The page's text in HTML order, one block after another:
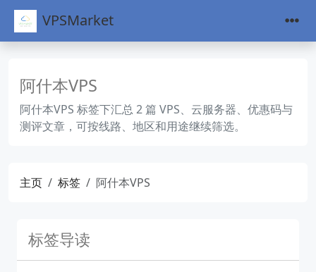
VPSMarket
阿什本VPS
阿什本VPS 标签下汇总 2 篇 VPS、云服务器、优惠码与
测评文章，可按线路、地区和用途继续筛选。
主页 标签 阿什本VPS
标签导读